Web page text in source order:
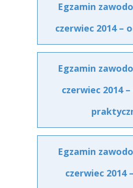
Egzamin
czerwiec 2014 –
Egzamin
czerwiec 2014
Egzamin
czerwiec 2014